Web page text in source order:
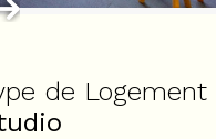
de Logement